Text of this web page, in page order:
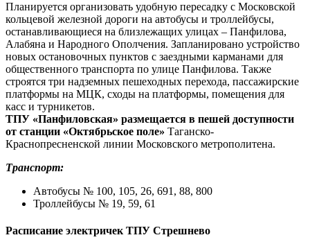
Планируется организовать удобную пересадку с Московской
кольцевой железной дороги на автобусы и троллейбусы,
останавливающиеся на близлежащих улицах – Панфилова,
Алабяна и Народного Ополчения. Запланировано устройство
новых остановочных пунктов с заездными карманами для
общественного транспорта по улице Панфилова. Также
строятся три надземных пешеходных перехода, пассажирские
платформы на МЦК, сходы на платформы, помещения для
касс и турникетов.
ТПУ «Панфиловская» размещается в пешей доступности
от станции «Октябрьское поле» Таганско-
Краснопресненской линии Московского метрополитена.
Транспорт:
Автобусы № 100, 105, 26, 691, 88, 800
Троллейбусы № 19, 59, 61
Расписание электричек ТПУ Стрешнево